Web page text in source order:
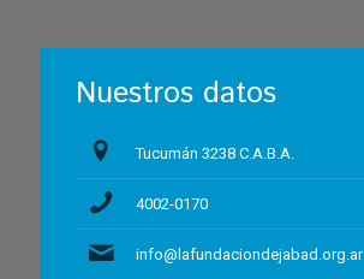
Nuestros datos
Tucumán 3238 C.A.B.A.
4002-0170
info@lafundaciondejabad.org.ar